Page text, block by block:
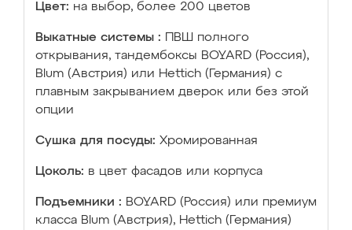
Цвет: на выбор, более 200 цветов
Выкатные системы :
ПВШ полного
открывания, тандембоксы BOYARD (Россия),
Blum (Австрия) или Hettich (Германия) с
плавным закрыванием дверок или без этой
опции
Сушка для посуды: Хромированная
Цоколь: в цвет фасадов или корпуса
Подъемники : BOYARD (Россия) или премиум
класса Blum (Австрия), Hettich (Германия)